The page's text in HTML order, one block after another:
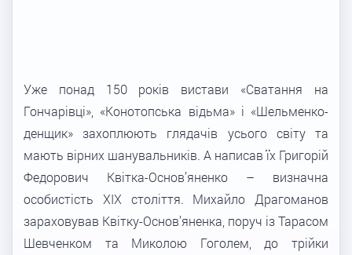
Уже понад 150 років вистави «Сватання на
Гончарівці», «Конотопська відьма» і «Шельменко-
денщик» захоплюють глядачів усього світу та
мають вірних шанувальників. А написав їх Григорій
Федорович Квітка-Основ’яненко – визначна
особистість XIX століття. Михайло Драгоманов
зараховував Квітку-Основ’яненка, поруч із Тарасом
Шевченком та Миколою Гоголем, до трійки